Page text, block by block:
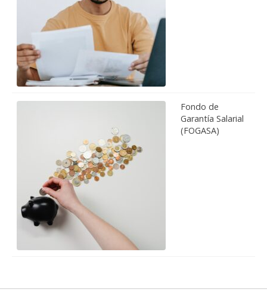
Fondo de
Garantía Salarial
(FOGASA)